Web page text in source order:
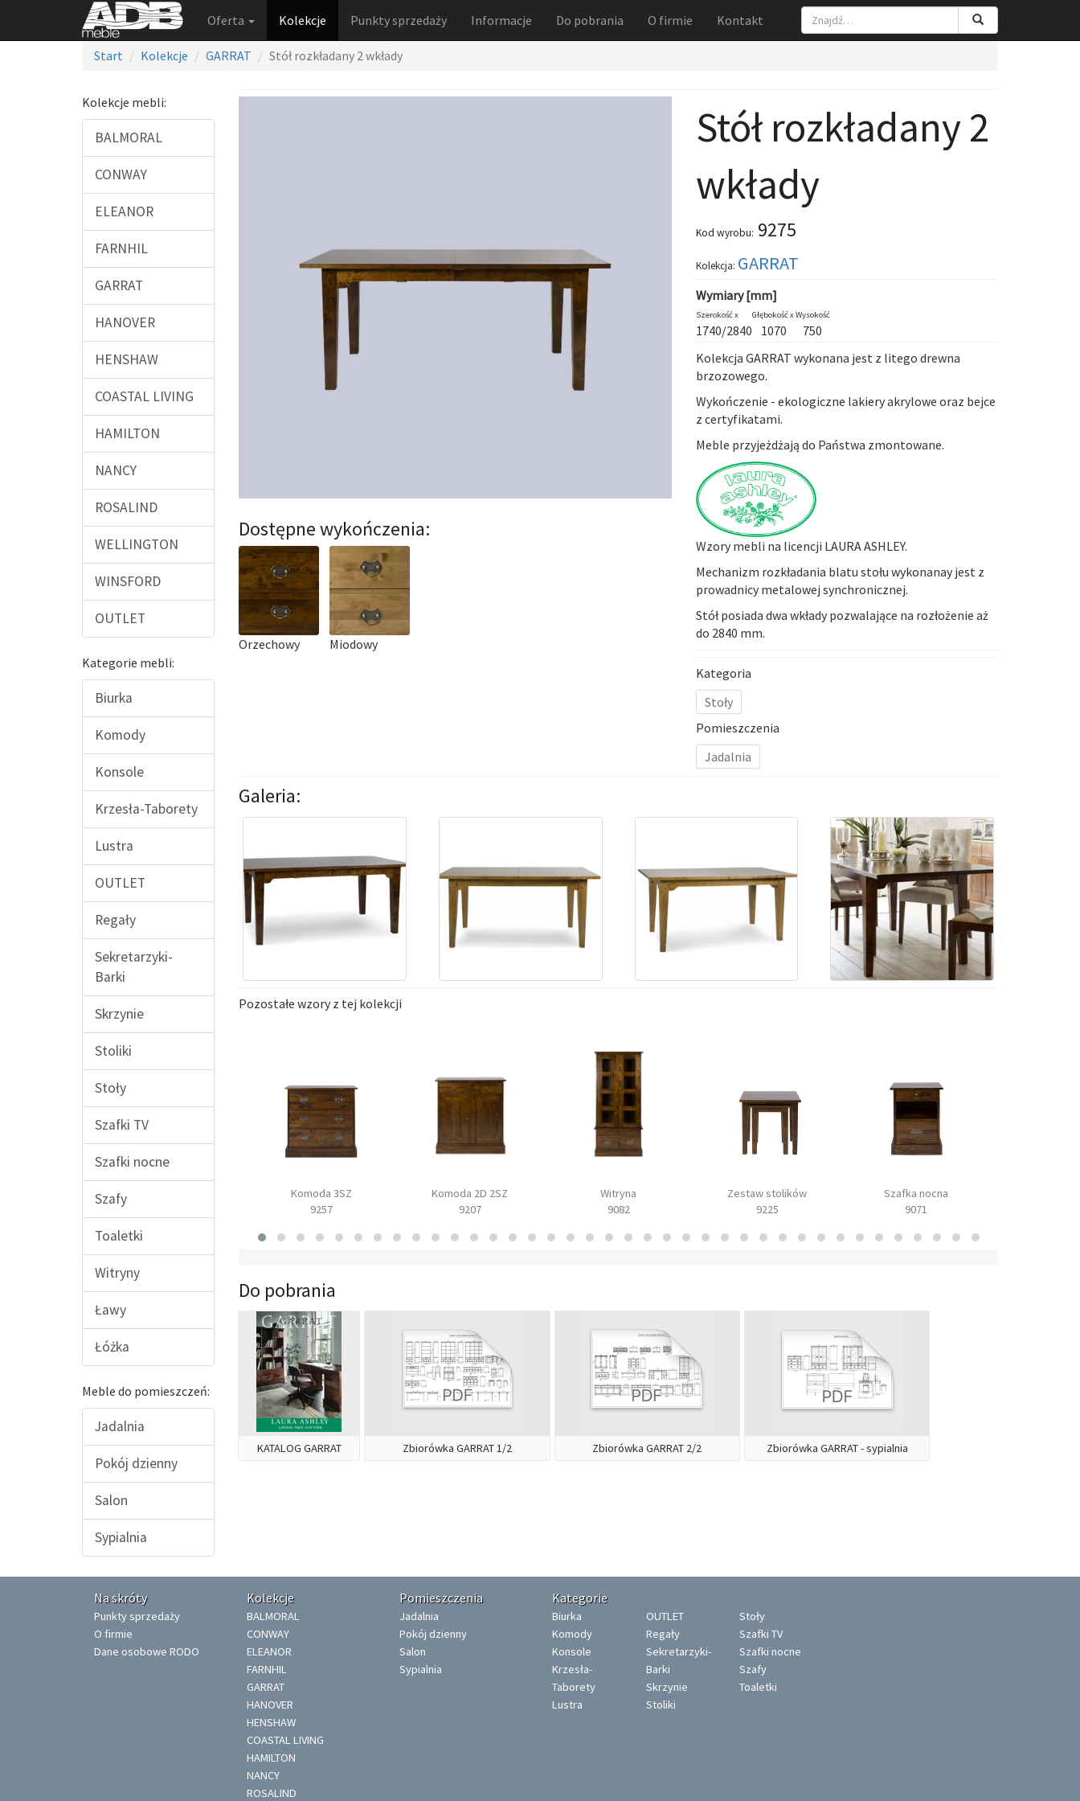
Oferta Kolekcje Punkty sprzedaży Informacje Do pobrania O firmie Kontakt
Start Kolekcje GARRAT Stół rozkładany 2 wkłady
Kolekcje mebli:
BALMORAL
CONWAY
ELEANOR
FARNHIL
GARRAT
HANOVER
HENSHAW
COASTAL LIVING
HAMILTON
NANCY
ROSALIND
WELLINGTON
WINSFORD
OUTLET
Kategorie mebli:
Biurka
Komody
Konsole
Krzesła-Taborety
Lustra
OUTLET
Regały
Sekretarzyki-
Barki
Skrzynie
Stoliki
Stoły
Szafki TV
Szafki nocne
Szafy
Toaletki
Witryny
Ławy
Łóżka
Meble do pomieszczeń:
Jadalnia
Pokój dzienny
Salon
Sypialnia
Dostępne wykończenia:
Orzechowy Miodowy
Stół rozkładany 2
wkłady
Kod wyrobu: 9275
Kolekcja: GARRAT
Wymiary [mm]
Szerokość x Głębokość xWysokość
1740/2840 1070
750
Kolekcja GARRAT wykonana jest z litego drewna
brzozowego.
Wykończenie - ekologiczne lakiery akrylowe oraz bejce
z certyfikatami.
Meble przyjeżdżają do Państwa zmontowane.
Wzory mebli na licencji LAURA ASHLEY.
Mechanizm rozkładania blatu stołu wykonanay jest z
prowadnicy metalowej synchronicznej.
Stół posiada dwa wkłady pozwalające na rozłożenie aż
do 2840 mm.
Kategoria
Stoły
Pomieszczenia
Jadalnia
Galeria:
Pozostałe wzory z tej kolekcji
Komoda 3SZ
9257
Komoda 2D 2SZ
9207
Witryna
9082
Zestaw stolików
9225
Szafka nocna
9071
Do pobrania
KATALOG GARRAT Zbiorówka GARRAT 1/2 Zbiorówka GARRAT 2/2 Zbiorówka GARRAT - sypialnia
Na skróty
Punkty sprzedaży
O firmie
Dane osobowe RODO
Kolekcje
BALMORAL
CONWAY
ELEANOR
FARNHIL
GARRAT
HANOVER
HENSHAW
COASTAL LIVING
HAMILTON
NANCY
ROSALIND
Pomieszczenia
Jadalnia
Pokój dzienny
Salon
Sypialnia
Kategorie
Biurka
Komody
Konsole
Krzesła-
Taborety
Lustra
OUTLET
Regały
Sekretarzyki-
Barki
Skrzynie
Stoliki
Stoły
Szafki TV
Szafki nocne
Szafy
Toaletki